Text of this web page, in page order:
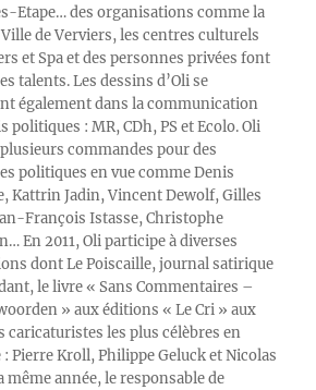
Etape… des organisations comme la
Ville de Verviers, les centres culturels
et Spa et des personnes privées font
talents. Les dessins d’Oli se
également dans la communication
politiques : MR, CDh, PS et Ecolo. Oli
commandes pour des
politiques en vue comme Denis
Kattrin Jadin, Vincent Dewolf, Gilles
François Istasse, Christophe
En 2011, Oli participe à diverses
dont Le Poiscaille, journal satirique
le livre « Sans Commentaires –
» aux éditions « Le Cri » aux
caricaturistes les plus célèbres en
: Pierre Kroll, Philippe Geluck et Nicolas
même année, le responsable de